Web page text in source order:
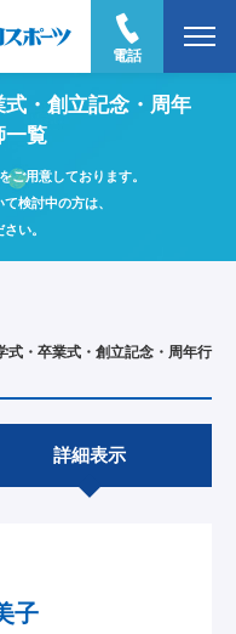
電話
・創立記念・周年
一覧
ご用意しております。
検討中の方は、
い。
式・卒業式・創立記念・周年行
詳細表示
子